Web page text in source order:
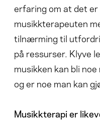
erfaring om at det er
musikkterapeuten
tilnærming til
på ressurser. Klyve
musikken kan bli
og er noe man kan
Musikkterapi er